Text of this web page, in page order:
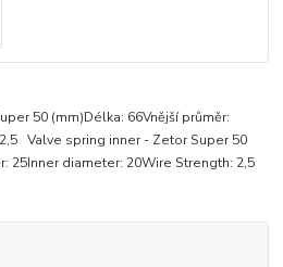
50 (mm)Délka: 66Vnější průměr:
Valve spring inner - Zetor Super 50
25Inner diameter: 20Wire Strength: 2,5